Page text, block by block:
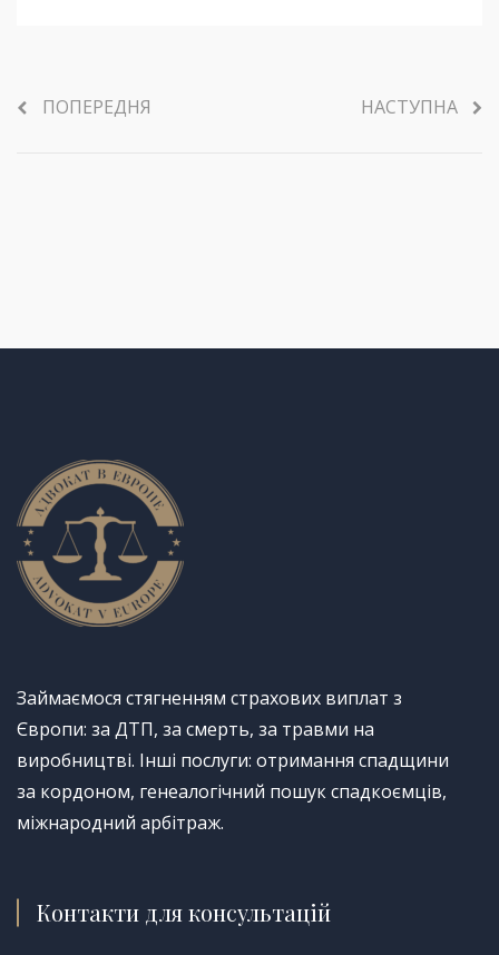
ПОПЕРЕДНЯ НАСТУПНА
Займаємося стягненням страхових виплат з
Європи: за ДТП, за смерть, за травми на
виробництві. Інші послуги: отримання спадщини
за кордоном, генеалогічний пошук спадкоємців,
міжнародний арбітраж.
Контакти для консультацій